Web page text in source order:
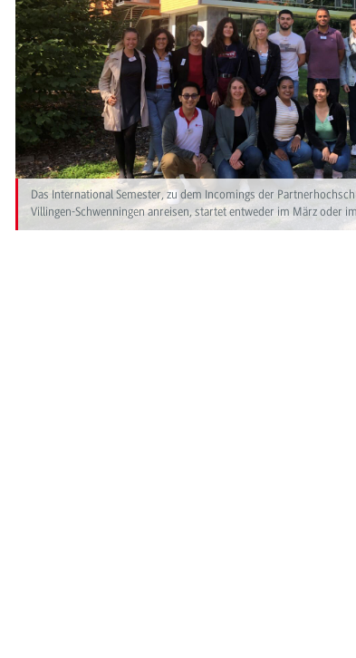
Das International Semester, zu dem Incomings der
Villingen-Schwenningen anreisen, startet entweder im März oder